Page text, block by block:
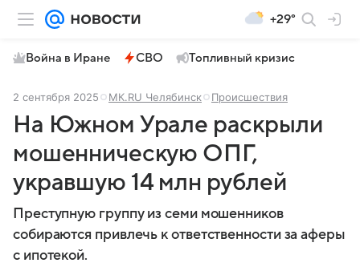
+29°
Война в Иране СВО Топливный кризис
2 сентября 2025 МК.RU Челябинск Происшествия
На Южном Урале раскрыли
мошенническую ОПГ,
укравшую 14 млн рублей
Преступную группу из семи мошенников
собираются привлечь к ответственности за аферы
с ипотекой.